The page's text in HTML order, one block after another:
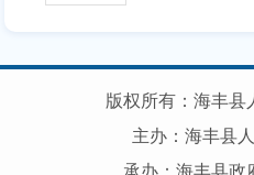
版权所有：海丰县
主办：海丰县